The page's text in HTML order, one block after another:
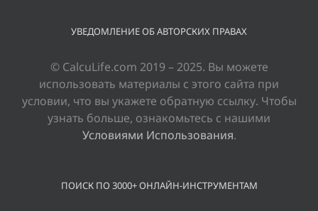
УВЕДОМЛЕНИЕ ОБ АВТОРСКИХ ПРАВАХ
© CalcuLife.com 2019 – 2025. Вы можете
использовать материалы с этого сайта при
условии, что вы укажете обратную ссылку. Чтобы
узнать больше, ознакомьтесь с нашими
Условиями Использования.
ПОИСК ПО 3000+ ОНЛАЙН-ИНСТРУМЕНТАМ